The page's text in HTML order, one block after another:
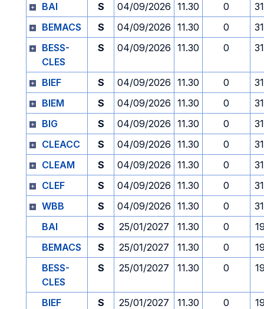
BAI
S 04/09/2026 11.30 0
BEMACS
S 04/09/2026 11.30 0
BESS-
CLES
S 04/09/2026 11.30 0
BIEF S 04/09/2026 11.30 0
BIEM
S 04/09/2026 11.30 0
BIG
S 04/09/2026 11.30 0
CLEACC
S 04/09/2026 11.30 0
CLEAM
S 04/09/2026 11.30 0
CLEF
S 04/09/2026 11.30 0
WBB
S 04/09/2026 11.30 0
BAI
S 25/01/2027 11.30 0
BEMACS
S 25/01/2027 11.30 0
BESS-
CLES
S 25/01/2027 11.30 0
BIEF S 25/01/2027 11.30 0